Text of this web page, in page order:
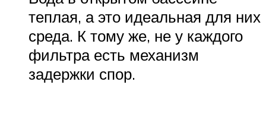
теплая, а это идеальная для них
среда. К тому же, не у каждого
фильтра есть механизм
задержки спор.